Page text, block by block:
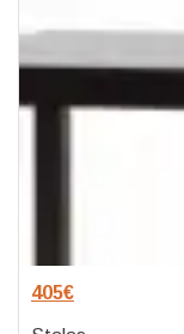
405€